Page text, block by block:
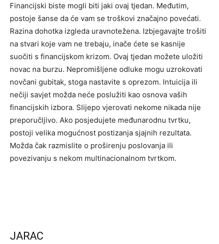
Financijski biste mogli biti jaki ovaj tjedan. Međutim,
postoje šanse da će vam se troškovi značajno povećati.
Razina dohotka izgleda uravnotežena. Izbjegavajte trošiti
na stvari koje vam ne trebaju, inače ćete se kasnije
suočiti s financijskom krizom. Ovaj tjedan možete uložiti
novac na burzu. Nepromišljene odluke mogu uzrokovati
novčani gubitak, stoga nastavite s oprezom. Intuicija ili
nečiji savjet možda neće poslužiti kao osnova vaših
financijskih izbora. Slijepo vjerovati nekome nikada nije
preporučljivo. Ako posjedujete međunarodnu tvrtku,
postoji velika mogućnost postizanja sjajnih rezultata.
Možda čak razmislite o proširenju poslovanja ili
povezivanju s nekom multinacionalnom tvrtkom.
JARAC